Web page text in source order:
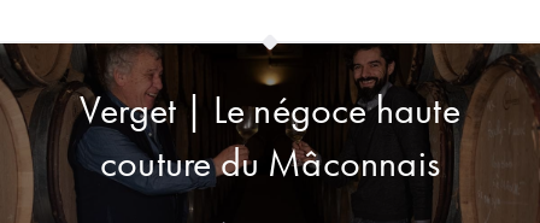
Verget | Le négoce haute
couture du Mâconnais